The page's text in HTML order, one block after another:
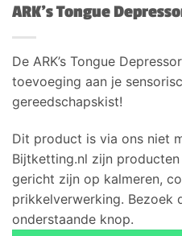
ARK’s Tongue
De ARK’s Tongue
toevoeging aan je
gereedschapskist!
Dit product is via ons niet
Bijtketting.nl zijn
gericht zijn op kalmeren,
prikkelverwerking. Bezoek
onderstaande knop.